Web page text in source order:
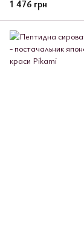
1 476 грн